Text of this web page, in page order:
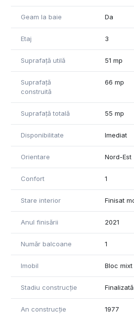
-Posibilitate de preluare chiriaș
euro
apartamentul îmbină perfect stilul,
Agenția noastră vă poate oferi
pentru obținerea unui credit ipotecar
alte informații bancare.
Vă stăm cu drag la dispoziție pentru
English:
REOS Group presents for sale an
located in the heart of the Dorobanți
the most exclusive and sought-after
restaurants, cafés, banks, shopping
urban lifestyle.
Apartment details:
-Total area: 55 sqm
-Floor: 3 out of 10
-Layout: semi-detached
-Dual exposure: North and East
Geam la baie Da
Etaj 3
Suprafață utilă 51 mp
Suprafață
construită
66 mp
Suprafață totală 55 mp
Disponibilitate Imediat
Orientare Nord-Est
Confort 1
Stare interior Finisat
Anul finisării 2021
Număr balcoane 1
Imobil Bloc mixt
Stadiu construcție Finalizată
An construcție 1977